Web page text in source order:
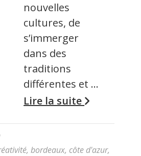
nouvelles
cultures, de
s’immerger
dans des
traditions
différentes et …
Lire la suite
, bordeaux, côte d'azur,